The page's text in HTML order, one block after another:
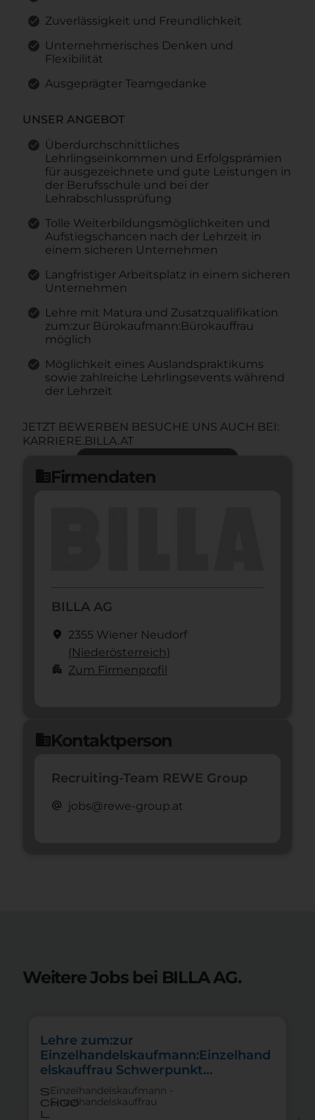
Zuverlässigkeit und Freundlichkeit
Unternehmerisches Denken und
Flexibilität
Ausgeprägter Teamgedanke
UNSER ANGEBOT
Überdurchschnittliches
Lehrlingseinkommen und Erfolgsprämien
für ausgezeichnete und gute Leistungen in
der Berufsschule und bei der
Lehrabschlussprüfung
Tolle Weiterbildungsmöglichkeiten und
Aufstiegschancen nach der Lehrzeit in
einem sicheren Unternehmen
Langfristiger Arbeitsplatz in einem sicheren
Unternehmen
Lehre mit Matura und Zusatzqualifikation
zum:zur Bürokaufmann:Bürokauffrau
möglich
Möglichkeit eines Auslandspraktikums
sowie zahlreiche Lehrlingsevents während
der Lehrzeit
JETZT BEWERBEN BESUCHE UNS AUCH BEI:
KARRIERE.BILLA.AT
domainFirmendaten
BILLA AG
location_on 2355 Wiener Neudorf
(Nieder­österreich)
apartment Zum Firmenprofil
domainKontaktperson
Recruiting-Team REWE Group
alternate_email jobs@rewe-group.at
Weitere Jobs bei BILLA AG.
Lehre zum:zur
Einzelhandelskaufmann:Einzelhand
elskauffrau Schwerpunkt
Lebensmittel
s
choo
l
Einzelhandelskaufmann -
Einzelhandelskauffrau